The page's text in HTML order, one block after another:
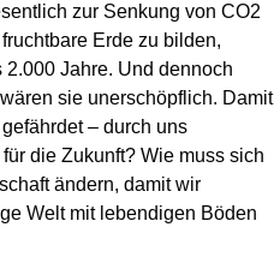
zur Senkung von CO2
Erde zu bilden,
Jahre. Und dennoch
sie unerschöpflich. Damit
– durch uns
die Zukunft? Wie muss sich
ändern, damit wir
Welt mit lebendigen Böden